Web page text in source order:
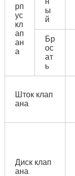
рп
ус
кл
ап
ан
а
ы
й
Бр
ос
ат
ь
Шток клап
ана
Диск клап
ана